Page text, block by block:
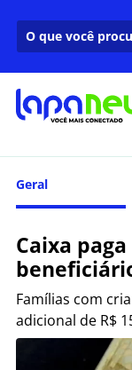
Geral
Caixa
Famílias com
adicional de R$